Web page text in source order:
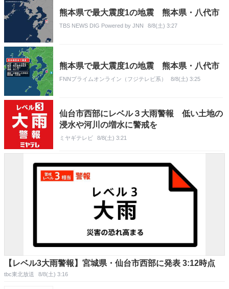
熊本県で最大震度1の地震 熊本県・八代市
TBS NEWS DIG Powered by JNN 8/8(土) 3:27
熊本県で最大震度1の地震 熊本県・八代市
FNNプライムオンライン（フジテレビ系） 8/8(土) 3:25
仙台市西部にレベル３大雨警報 低い土地の
浸水や河川の増水に警戒を
ミヤギテレビ 8/8(土) 3:21
【レベル3大雨警報】宮城県・仙台市西部に発表 3:12時点
tbc東北放送 8/8(土) 3:16